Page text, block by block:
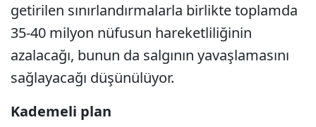
getirilen sınırlandırmalarla birlikte toplamda
35-40 milyon nüfusun hareketliliğinin
azalacağı, bunun da salgının yavaşlamasını
sağlayacağı düşünülüyor.
Kademeli plan